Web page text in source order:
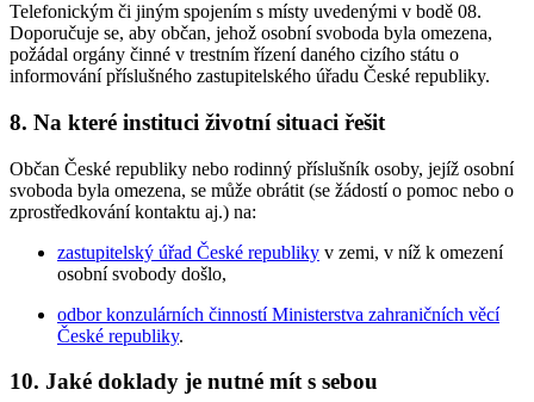
Telefonickým či jiným spojením s místy uvedenými v bodě 08.
Doporučuje se, aby občan, jehož osobní svoboda byla omezena,
požádal orgány činné v trestním řízení daného cizího státu o
informování příslušného zastupitelského úřadu České republiky.
8. Na které instituci životní situaci řešit
Občan České republiky nebo rodinný příslušník osoby, jejíž osobní
svoboda byla omezena, se může obrátit (se žádostí o pomoc nebo o
zprostředkování kontaktu aj.) na:
zastupitelský úřad České republiky v zemi, v níž k omezení
osobní svobody došlo,
odbor konzulárních činností Ministerstva zahraničních věcí
České republiky.
10. Jaké doklady je nutné mít s sebou